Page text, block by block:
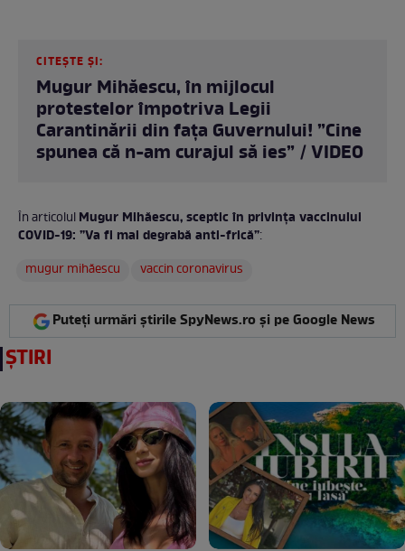
CITEȘTE ȘI:
Mugur Mihăescu, în mijlocul
protestelor împotriva Legii
Carantinării din fața Guvernului! ”Cine
spunea că n-am curajul să ies” / VIDEO
În articolulMugur Mihăescu, sceptic în privința vaccinului
COVID-19: ”Va fi mai degrabă anti-frică”:
mugur mihăescu
vaccin coronavirus
Puteți urmări știrile SpyNews.ro și pe Google News
ȘTIRI